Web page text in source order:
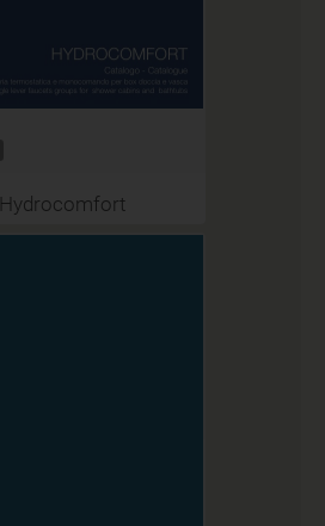
Hydrocomfort